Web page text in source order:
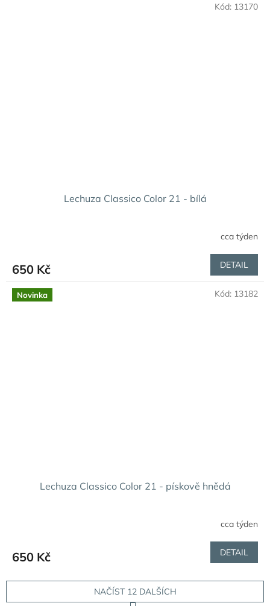
Lechuza Classico Color 21 - bílá
cca týden
650 Kč DETAIL
Kód: 13170
Novinka
Lechuza Classico Color 21 - pískově hnědá
cca týden
650 Kč DETAIL
Kód: 13182
NAČÍST 12 DALŠÍCH